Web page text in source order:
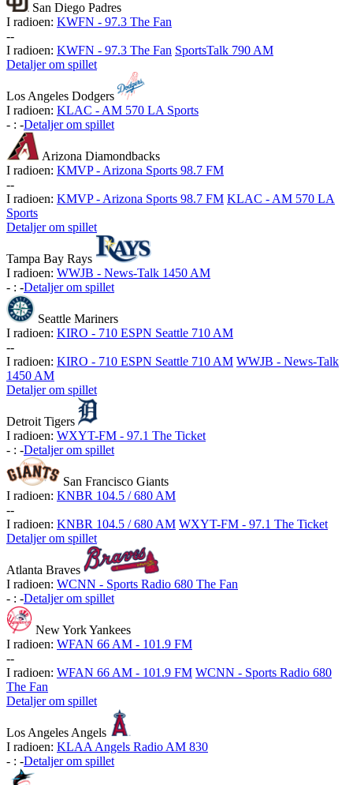
San Diego Padres
I radioen: KWFN - 97.3 The Fan
--
I radioen: KWFN - 97.3 The Fan SportsTalk 790 AM
Detaljer om spillet
Los Angeles Dodgers
I radioen: KLAC - AM 570 LA Sports
- : -Detaljer om spillet
Arizona Diamondbacks
I radioen: KMVP - Arizona Sports 98.7 FM
--
I radioen: KMVP - Arizona Sports 98.7 FM KLAC - AM 570 LA
Sports
Detaljer om spillet
Tampa Bay Rays
I radioen: WWJB - News-Talk 1450 AM
- : -Detaljer om spillet
Seattle Mariners
I radioen: KIRO - 710 ESPN Seattle 710 AM
--
I radioen: KIRO - 710 ESPN Seattle 710 AM WWJB - News-Talk
1450 AM
Detaljer om spillet
Detroit Tigers
I radioen: WXYT-FM - 97.1 The Ticket
- : -Detaljer om spillet
San Francisco Giants
I radioen: KNBR 104.5 / 680 AM
--
I radioen: KNBR 104.5 / 680 AM WXYT-FM - 97.1 The Ticket
Detaljer om spillet
Atlanta Braves
I radioen: WCNN - Sports Radio 680 The Fan
- : -Detaljer om spillet
New York Yankees
I radioen: WFAN 66 AM - 101.9 FM
--
I radioen: WFAN 66 AM - 101.9 FM WCNN - Sports Radio 680
The Fan
Detaljer om spillet
Los Angeles Angels
I radioen: KLAA Angels Radio AM 830
- : -Detaljer om spillet